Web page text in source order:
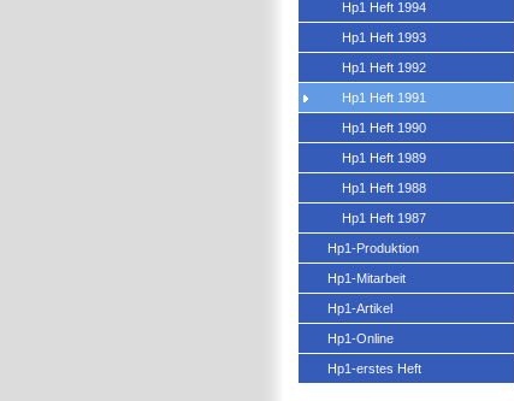
Hp1 Heft 1994
Hp1 Heft 1993
Hp1 Heft 1992
Hp1 Heft 1991
Hp1 Heft 1990
Hp1 Heft 1989
Hp1 Heft 1988
Hp1 Heft 1987
Hp1-Produktion
Hp1-Mitarbeit
Hp1-Artikel
Hp1-Online
Hp1-erstes Heft